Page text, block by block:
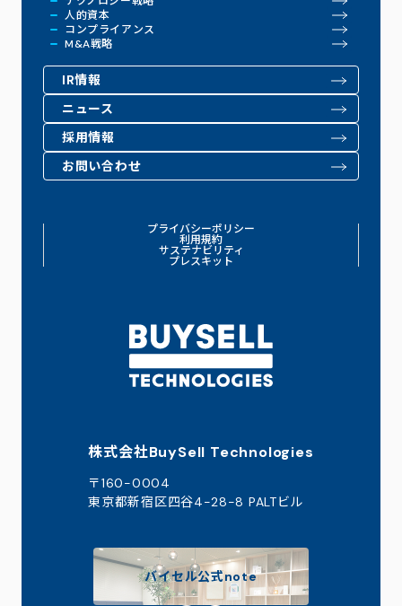
株式会社BuySell Technologies
〒160-0004
東京都新宿区四谷4-28-8 PALTビル
バイセル公式note
人的資本
コンプライアンス
M&A戦略
IR情報
ニュース
採用情報
お問い合わせ
プライバシーポリシー
利用規約
サステナビリティ
プレスキット